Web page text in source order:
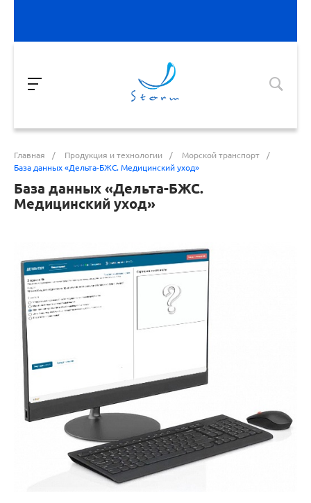
Главная / Продукция и технологии / Морской транспорт
/
База данных «Дельта-БЖС. Медицинский уход»
База данных «Дельта-БЖС.
Медицинский уход»